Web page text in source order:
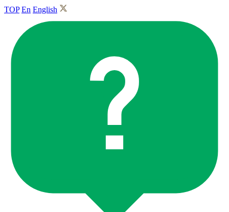
TOP En English